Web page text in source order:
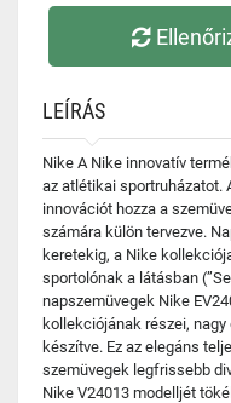
LEÍRÁS
Nike A Nike innovatív
az atlétikai sportruházatot.
innovációt hozza a
számára külön tervezve.
keretekig, a Nike
sportolónak a látásban
napszemüvegek Nike
kollekciójának részei,
készítve. Ez az elegáns
szemüvegek legfrissebb
Nike V24013 modelljét